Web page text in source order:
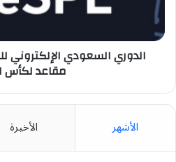
مقاعد
لكأس
العالم
الدوري السعودي الإلكتروني
مقاعد لكأس
الأشهر الأخيرة